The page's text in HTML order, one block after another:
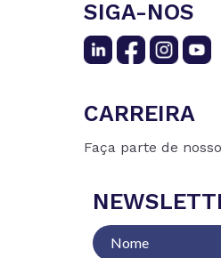
SIGA-NOS
CARREIRA
Faça parte de